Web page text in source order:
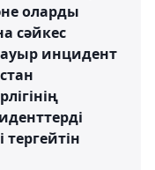
оларды
сәйкес
инцидент
тергейтін